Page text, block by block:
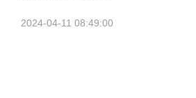
2024-04-11 08:49:00